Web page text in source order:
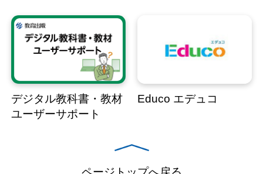
デジタル教科書・教材
ユーザーサポート
Educo エデュコ